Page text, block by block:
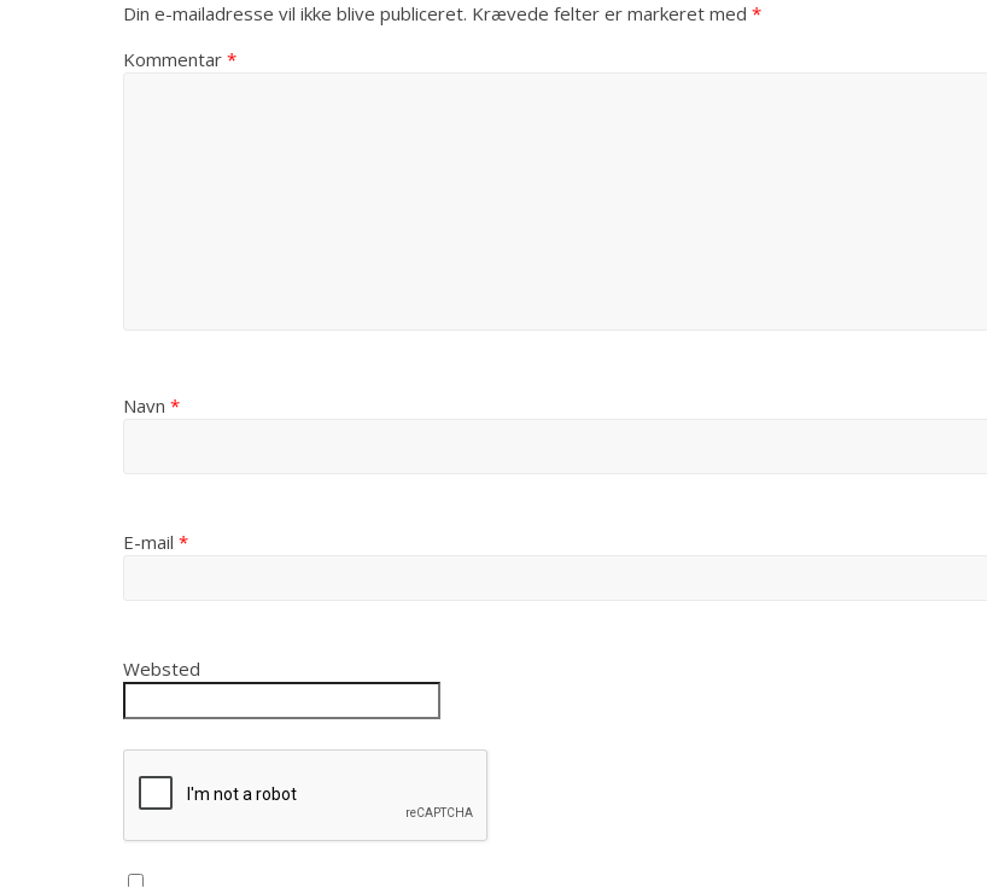
Din e-mailadresse vil ikke blive publiceret. Krævede felter er markeret med *
Kommentar *
Navn *
E-mail *
Websted